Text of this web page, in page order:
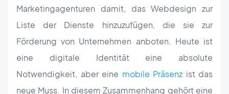
Marketingagenturen damit, das Webdesign zur
Liste der Dienste hinzuzufügen, die sie zur
Förderung von Unternehmen anboten. Heute ist
eine digitale Identität eine absolute
Notwendigkeit, aber eine mobile Präsenz ist das
neue Muss. In diesem Zusammenhang gehört eine